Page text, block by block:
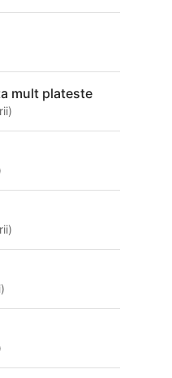
mult plateste
)
)
)